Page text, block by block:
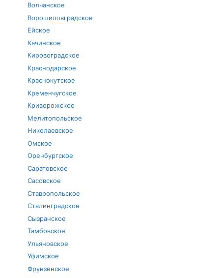
Волчанское
Ворошиловградское
Ейское
Качинское
Кировоградское
Краснодарское
Краснокутское
Кременчугское
Криворожское
Мелитопольское
Николаевское
Омское
Оренбургское
Саратовское
Сасовское
Ставропольское
Сталинградское
Сызранское
Тамбовское
Ульяновское
Уфимское
Фрунзенское